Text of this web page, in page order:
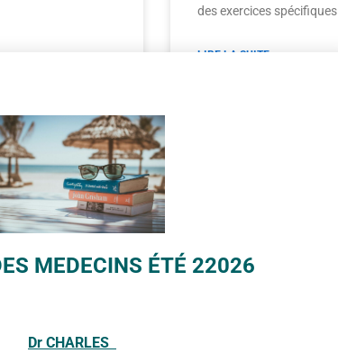
des exercices spécifiques
LIRE LA SUITE »
MEDECINS ÉTÉ 22026
Dr CHARLES